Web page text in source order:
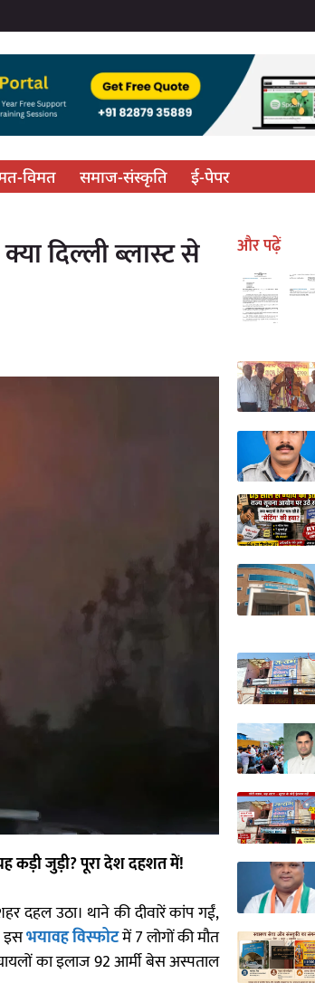
विमत समाज-संस्कृति ई-पेपर
दिल्ली ब्लास्ट से
कड़ी जुड़ी? पूरा देश दहशत में!
दहल उठा। थाने की दीवारें कांप गईं,
इसभयावह विस्फोटमें 7 लोगों की मौत
का इलाज 92 आर्मी बेस अस्पताल
और पढ़ें